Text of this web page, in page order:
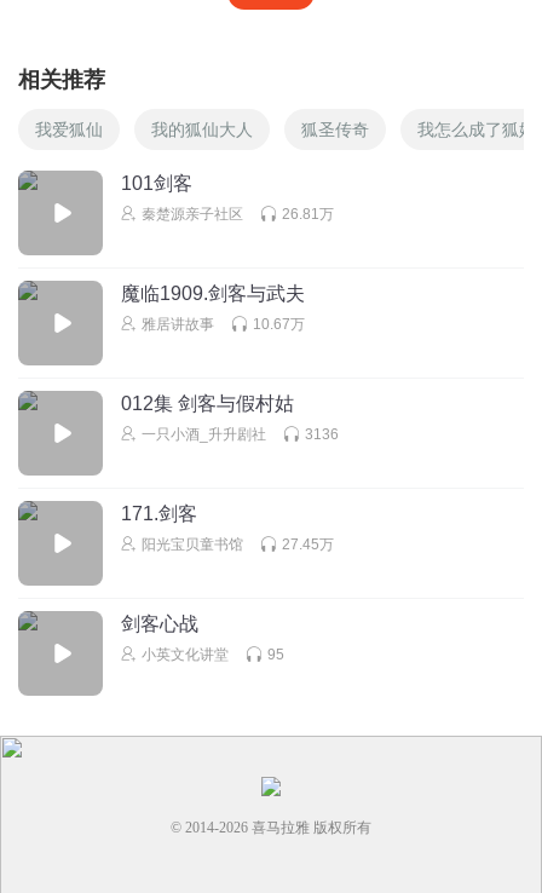
相关推荐
我爱狐仙 我的狐仙大人 狐圣传奇 我怎么成了狐妖
101剑客
秦楚源亲子社区 26.81万
魔临1909.剑客与武夫
雅居讲故事 10.67万
012集 剑客与假村姑
一只小酒_升升剧社 3136
171.剑客
阳光宝贝童书馆 27.45万
剑客心战
小英文化讲堂 95
© 2014-2026 喜马拉雅 版权所有